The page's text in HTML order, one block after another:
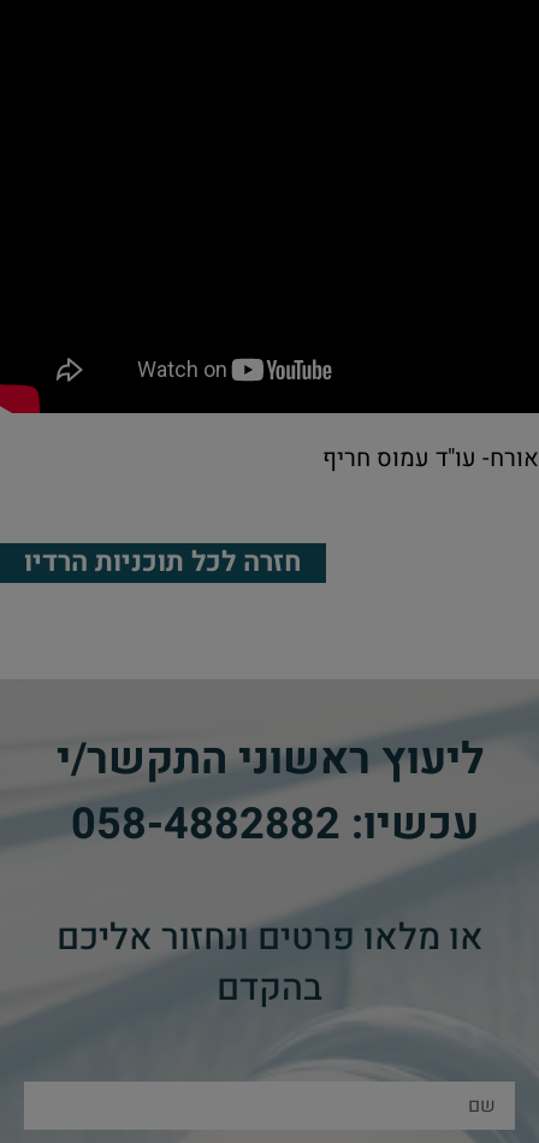
אורח- עו"ד עמוס חריף
חזרה לכל תוכניות הרדיו
ליעוץ ראשוני התקשר/י
עכשיו: 058-4882882
​
או מלאו פרטים ונחזור אליכם
בהקדם